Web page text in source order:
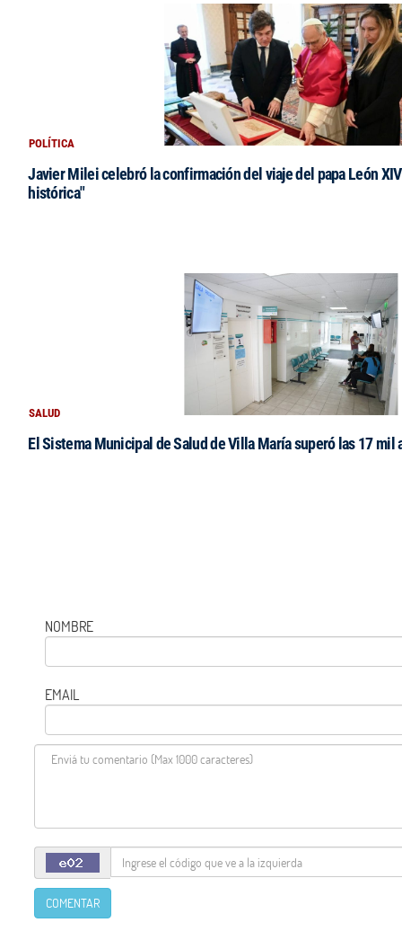
POLÍTICA
Javier Milei celebró la confirmación del viaje del papa León
histórica"
SALUD
El Sistema Municipal de Salud de Villa María superó las 17
NOMBRE
EMAIL
COMENTAR